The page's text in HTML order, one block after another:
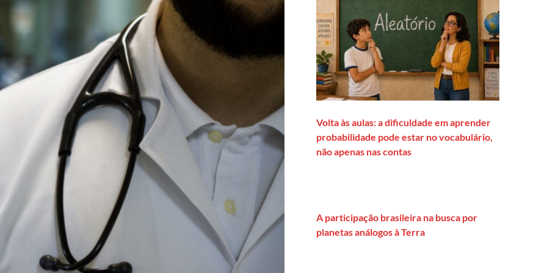
Volta às aulas: a dificuldade em aprender
probabilidade pode estar no vocabulário,
não apenas nas contas
A participação brasileira na busca por
planetas análogos à Terra